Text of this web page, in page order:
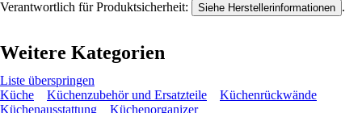
Verantwortlich für Produktsicherheit: Siehe Herstellerinformationen .
Weitere Kategorien
Liste überspringen
Küche
Küchenzubehör und Ersatzteile
Küchenrückwände
Küchenausstattung
Küchenorganizer